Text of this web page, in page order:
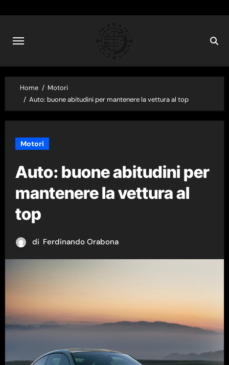
content
Home
Motori
Auto: buone abitudini per mantenere la vettura al top
Motori
Auto: buone abitudini per
mantenere la vettura al
top
di Ferdinando Orabona